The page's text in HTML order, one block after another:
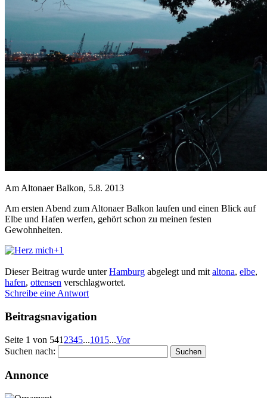
Am Altonaer Balkon, 5.8. 2013
Am ersten Abend zum Altonaer Balkon laufen und einen Blick auf
Elbe und Hafen werfen, gehört schon zu meinen festen
Gewohnheiten.
+1
Dieser Beitrag wurde unterHamburg abgelegt und mit altona, elbe,
hafen, ottensen verschlagwortet.
Schreibe eine Antwort
Beitragsnavigation
Seite 1 von 541 2345...1015...Vor
Suchen nach:
Annonce